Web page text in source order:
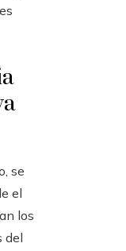
se
el
los
del